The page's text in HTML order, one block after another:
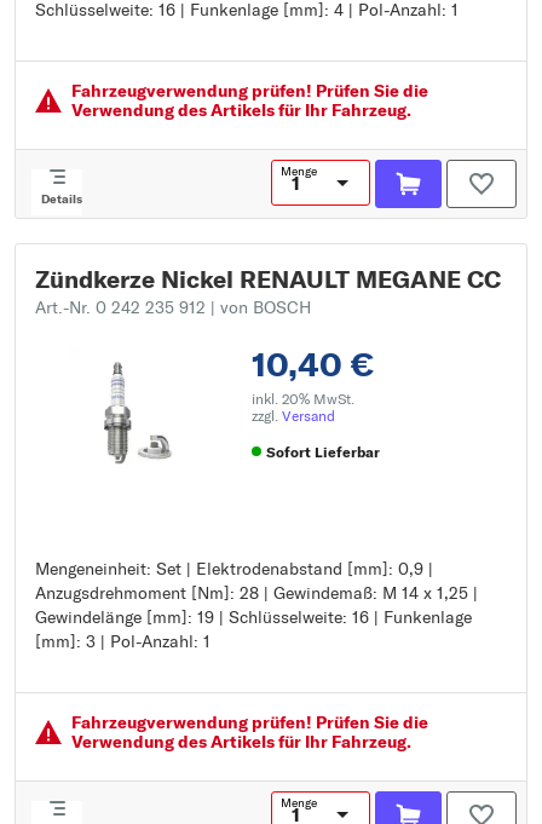
Schlüsselweite: 16 | Funkenlage [mm]: 4 | Pol-Anzahl: 1
Gewindemaß: M 14 x 1,25
Schlüsselweite: 16
Funkenlage [mm]: 4
Pol-Anzahl: 1
Fahrzeugver­wendung prüfen! Prüfen Sie die
Verwendung des Artikels für Ihr Fahrzeug.
Details
Menge
Zündkerze Nickel RENAULT MEGANE CC
Art.-Nr. 0 242 235 912 | von BOSCH
10,40 €
inkl. 20% MwSt.
zzgl. Versand
Sofort Lieferbar
Mengeneinheit: Set | Elektrodenabstand [mm]: 0,9 |
Anzugsdrehmoment [Nm]: 28 | Gewindemaß: M 14 x 1,25 |
Gewindelänge [mm]: 19 | Schlüsselweite: 16 | Funkenlage
[mm]: 3 | Pol-Anzahl: 1
Mengeneinheit: Set
Elektrodenabstand [mm]: 0,9
Anzugsdrehmoment [Nm]: 28
Gewindemaß: M 14 x 1,25
Schlüsselweite: 16
Funkenlage [mm]: 3
Pol-Anzahl: 1
Fahrzeugver­wendung prüfen! Prüfen Sie die
Verwendung des Artikels für Ihr Fahrzeug.
Menge